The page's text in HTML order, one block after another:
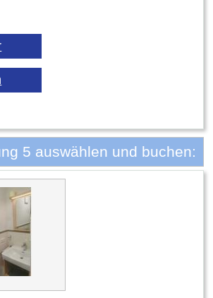
5 auswählen und buchen: